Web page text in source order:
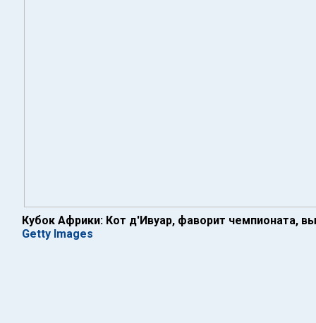
Кубок Африки: Кот д'Ивуар, фаворит чемпионата,
Getty Images